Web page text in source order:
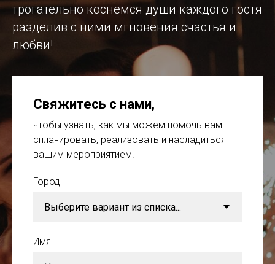
трогательно коснемся души каждого гостя
разделив с ними мгновения счастья и
любви!
Свяжитесь с нами,
чтобы узнать, как мы можем помочь вам
спланировать, реализовать и насладиться
вашим мероприятием!
Город
Имя